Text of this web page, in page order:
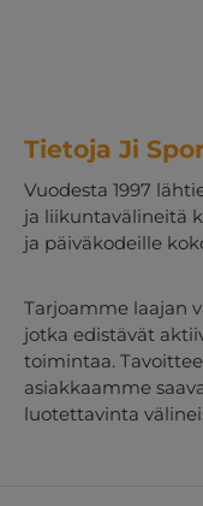
Tietoja Ji
Vuodesta 1997
ja liikuntavälineitä
ja päiväkodeille
Tarjoamme laajan
jotka edistävät
toimintaa.
asiakkaamme
luotettavinta